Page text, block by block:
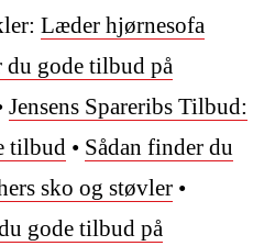
Læder hjørnesofa
gode tilbud på
Jensens Spareribs Tilbud:
tilbud • Sådan finder du
sko og støvler •
gode tilbud på